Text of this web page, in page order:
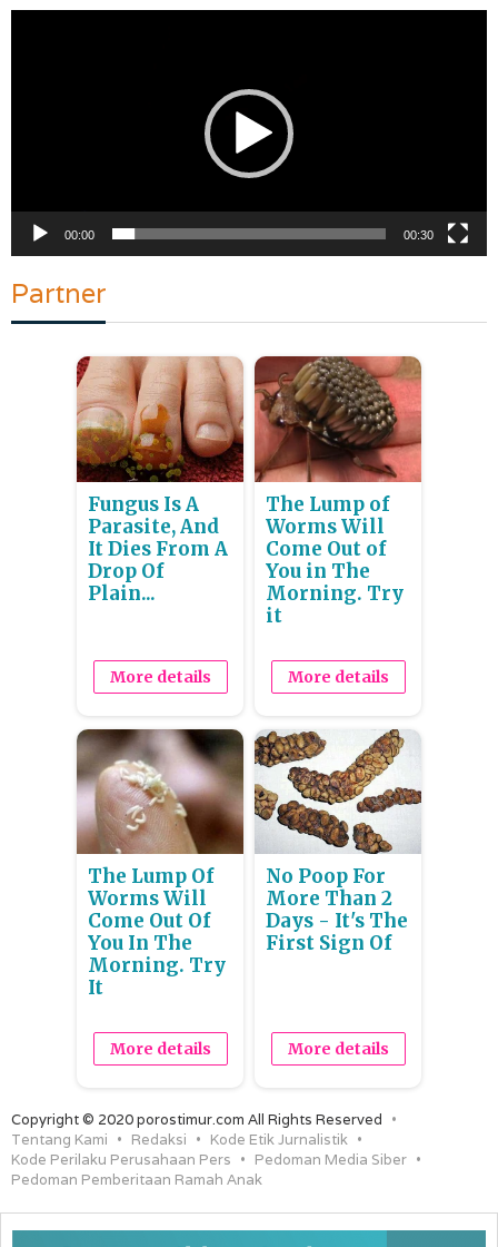
00:00 00:30
Partner
Fungus Is A
Parasite, And
It Dies From A
Drop Of
Plain...
More details
The Lump of
Worms Will
Come Out of
You in The
Morning. Try
it
More details
The Lump Of
Worms Will
Come Out Of
You In The
Morning. Try
It
More details
No Poop For
More Than 2
Days - It's The
First Sign Of
More details
Copyright © 2020 porostimur.com All Rights Reserved
Tentang Kami
Redaksi
Kode Etik Jurnalistik
Kode Perilaku Perusahaan Pers
Pedoman Media Siber
Pedoman Pemberitaan Ramah Anak